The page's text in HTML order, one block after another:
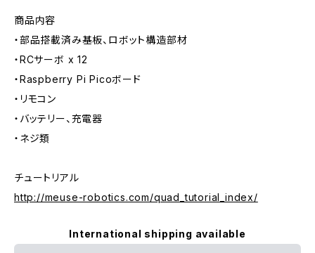
商品内容
・部品搭載済み基板、ロボット構造部材
・RCサーボ x 12
・Raspberry Pi Picoボード
・リモコン
・バッテリー、充電器
・ネジ類
チュートリアル
http://meuse-robotics.com/quad_tutorial_index/
International shipping available